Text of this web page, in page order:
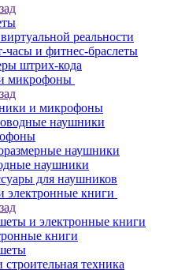
реальности
часы и фитнес-браслеты
штрих-кода
микрофоны
и микрофоны
наушники
наушники
наушники
для наушников
электронные книги
и электронные книги
книги